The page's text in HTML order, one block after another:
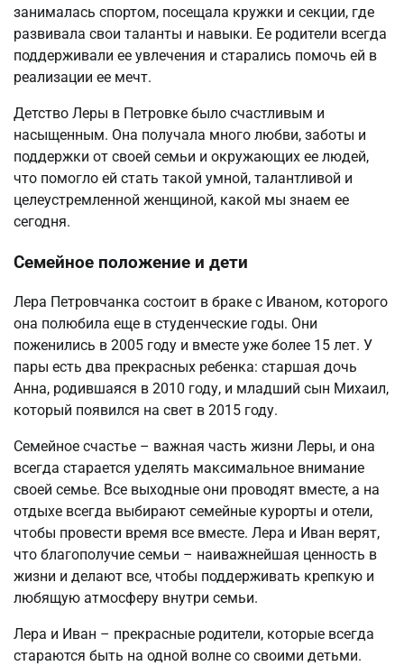
занималась спортом, посещала кружки и секции, где
развивала свои таланты и навыки. Ее родители всегда
поддерживали ее увлечения и старались помочь ей в
реализации ее мечт.
Детство Леры в Петровке было счастливым и
насыщенным. Она получала много любви, заботы и
поддержки от своей семьи и окружающих ее людей,
что помогло ей стать такой умной, талантливой и
целеустремленной женщиной, какой мы знаем ее
сегодня.
Семейное положение и дети
Лера Петровчанка состоит в браке с Иваном, которого
она полюбила еще в студенческие годы. Они
поженились в 2005 году и вместе уже более 15 лет. У
пары есть два прекрасных ребенка: старшая дочь
Анна, родившаяся в 2010 году, и младший сын Михаил,
который появился на свет в 2015 году.
Семейное счастье – важная часть жизни Леры, и она
всегда старается уделять максимальное внимание
своей семье. Все выходные они проводят вместе, а на
отдыхе всегда выбирают семейные курорты и отели,
чтобы провести время все вместе. Лера и Иван верят,
что благополучие семьи – наиважнейшая ценность в
жизни и делают все, чтобы поддерживать крепкую и
любящую атмосферу внутри семьи.
Лера и Иван – прекрасные родители, которые всегда
стараются быть на одной волне со своими детьми.